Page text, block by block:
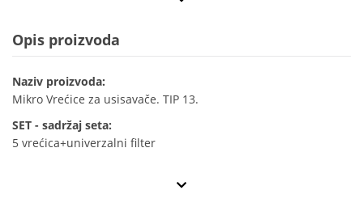
Opis proizvoda
Naziv proizvoda:
Mikro Vrećice za usisavače. TIP 13.
SET - sadržaj seta:
5 vrećica+univerzalni filter